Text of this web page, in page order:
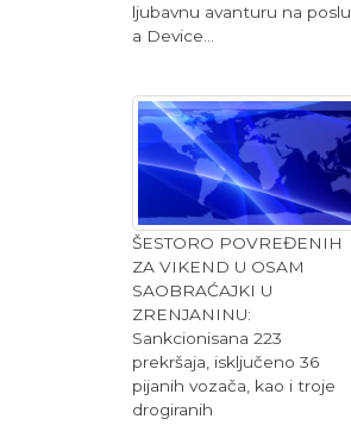
ljubavnu avanturu na poslu,
a Device...
ŠESTORO POVREĐENIH
ZA VIKEND U OSAM
SAOBRAĆAJKI U
ZRENJANINU:
Sankcionisana 223
prekršaja, isključeno 36
pijanih vozača, kao i troje
drogiranih